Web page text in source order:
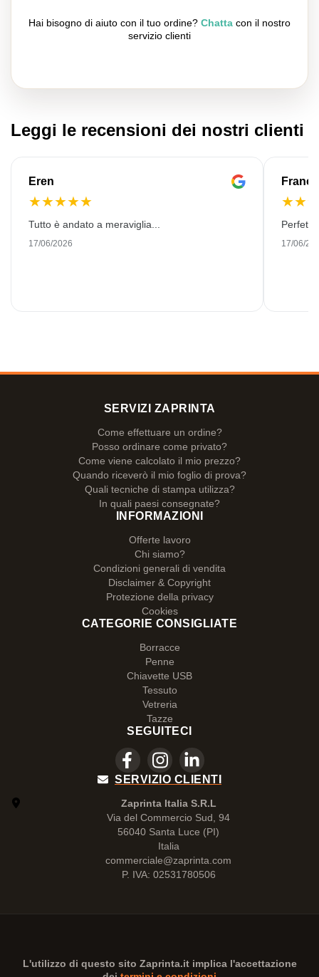
Hai bisogno di aiuto con il tuo ordine? Chatta con il nostro
servizio clienti
Leggi le recensioni dei nostri clienti
Eren
★★★★★
Tutto è andato a meraviglia...
17/06/2026
★★
17/06/
SERVIZI ZAPRINTA
Come effettuare un ordine?
Posso ordinare come privato?
Come viene calcolato il mio prezzo?
Quando riceverò il mio foglio di prova?
Quali tecniche di stampa utilizza?
In quali paesi consegnate?
INFORMAZIONI
Offerte lavoro
Chi siamo?
Condizioni generali di vendita
Disclaimer & Copyright
Protezione della privacy
Cookies
CATEGORIE CONSIGLIATE
Borracce
Penne
Chiavette USB
Tessuto
Vetreria
Tazze
SEGUITECI
SERVIZIO CLIENTI
Zaprinta Italia S.R.L
Via del Commercio Sud, 94
56040 Santa Luce (PI)
Italia
commerciale@zaprinta.com
P. IVA: 02531780506
L'utilizzo di questo sito Zaprinta.itimplica l'accettazione